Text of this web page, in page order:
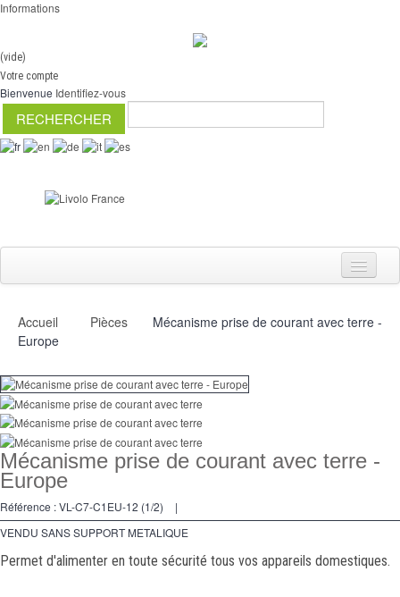
Informations
(vide)
Votre compte
Bienvenue Identifiez-vous
Interrupteurs
Va et Vients
Prises
Multimedia
Accessoires
Accueil Pièces
Mécanisme prise de courant avec terre -
Europe
Mécanisme prise de courant avec terre -
Europe
Référence :VL-C7-C1EU-12 (1/2)
|
VENDU SANS SUPPORT METALIQUE
Permet d'alimenter en toute sécurité tous vos appareils domestiques.